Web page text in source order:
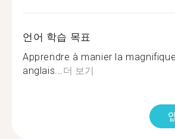
언어 학습 목표
Apprendre à manier la
anglais...더 보기